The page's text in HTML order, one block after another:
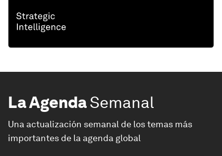
La AgendaSemanal
Una actualización semanal de los temas más
importantes de la agenda global